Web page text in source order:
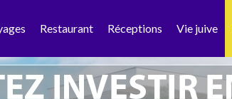
Restaurant Réceptions Vie juive